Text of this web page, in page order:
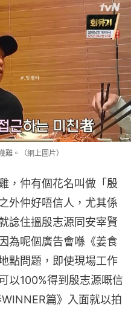
。（網上圖片）
，仲有個花名叫做「殷
外仲好唔信人，尤其係
諗住搵殷志源同安宰賢
為呢個廣告會喺《姜食
點問題，即使現場工作
以100%得到殷志源嘅信
篇》入面就以拍